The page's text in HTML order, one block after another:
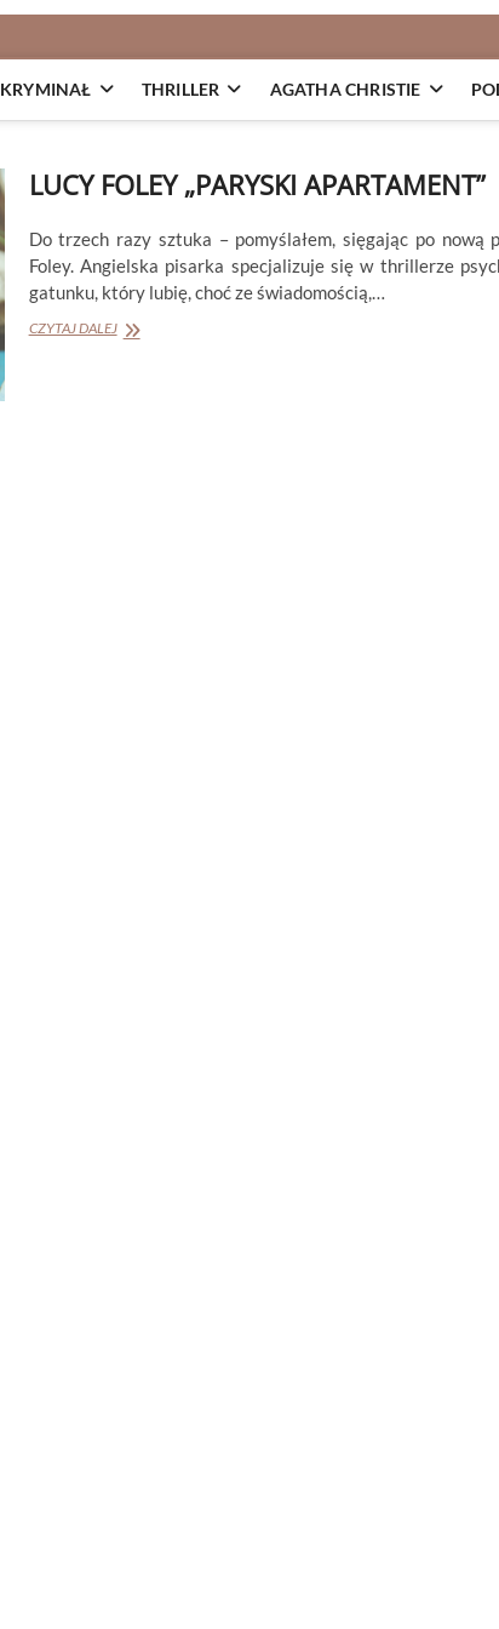
KRYMINAŁ THRILLER AGATHA CHRISTIE
LUCY FOLEY „PARYSKI APARTAMENT”
Do trzech razy sztuka – pomyślałem, sięgając po nową
Foley. Angielska pisarka specjalizuje się w thrillerze
gatunku, który lubię, choć ze świadomością,…
CZYTAJ DALEJLUCY